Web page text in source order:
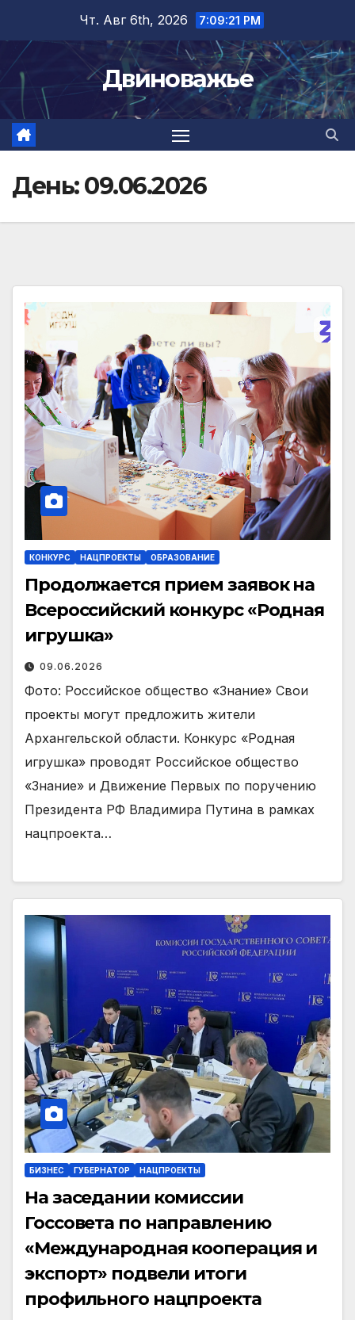
содержимому
Чт. Авг 6th, 2026 7:09:22 PM
Двиноважье
День:09.06.2026
КОНКУРС НАЦПРОЕКТЫ ОБРАЗОВАНИЕ
Продолжается прием заявок на
Всероссийский конкурс «Родная
игрушка»
09.06.2026
Фото: Российское общество «Знание» Свои
проекты могут предложить жители
Архангельской области. Конкурс «Родная
игрушка» проводят Российское общество
«Знание» и Движение Первых по поручению
Президента РФ Владимира Путина в рамках
нацпроекта…
БИЗНЕС ГУБЕРНАТОР НАЦПРОЕКТЫ
На заседании комиссии
Госсовета по направлению
«Международная кооперация и
экспорт» подвели итоги
профильного нацпроекта